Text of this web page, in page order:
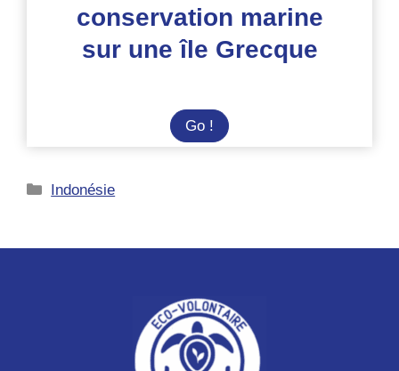
conservation marine
sur une île Grecque
Go ! Projet
de
Catégories
Indonésie